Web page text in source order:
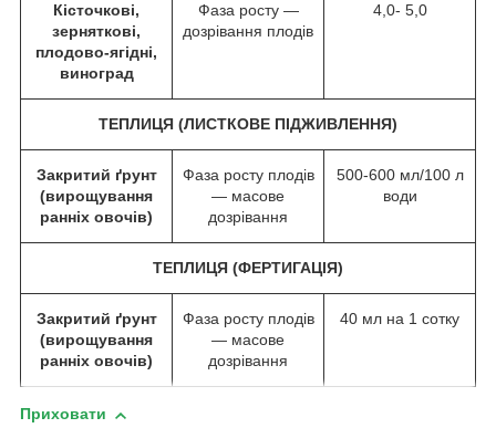
Кісточкові,
зерняткові,
плодово-ягідні,
виноград
Фаза росту —
дозрівання плодів
4,0- 5,0
ТЕПЛИЦЯ (ЛИСТКОВЕ ПІДЖИВЛЕННЯ)
Закритий ґрунт
(вирощування
ранніх овочів)
Фаза росту плодів
— масове
дозрівання
500-600 мл/100 л
води
ТЕПЛИЦЯ (ФЕРТИГАЦІЯ)
Закритий ґрунт
(вирощування
ранніх овочів)
Фаза росту плодів
— масове
дозрівання
40 мл на 1 сотку
Приховати